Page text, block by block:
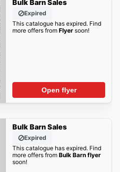
Bulk Barn Sales
Expired
This catalogue has expired. Find
more offers from Flyersoon!
Open flyer
Bulk Barn Sales
Expired
This catalogue has expired. Find
more offers from Bulk Barn flyer
soon!